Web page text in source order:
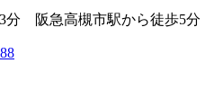
分 阪急高槻市駅から徒歩5分